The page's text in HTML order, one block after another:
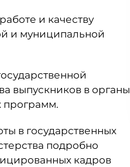
и качеству
и муниципальной
выпускников в органы
программ.
в государственных
подробно
кадров